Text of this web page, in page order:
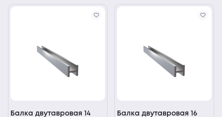
Балка двутавровая 14 Балка двутавровая 16